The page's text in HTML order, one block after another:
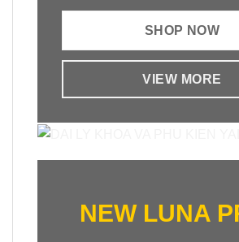
SHOP NOW
VIEW MORE
NEW LUNA